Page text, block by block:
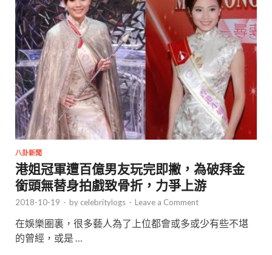
八卦新聞
港姐冠軍遭百億男友玩完即撇，為破拜金
銜頭無替身拍戲致骨折，力爭上游
2018-10-19 - by celebritylogs - Leave a Comment
在娛樂圈裏，很多藝人為了上位都會或多或少有些不堪
的曾經，或是 …